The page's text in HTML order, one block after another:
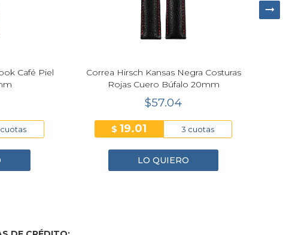
Café Piel
Correa Hirsch Kansas Negra Costuras
Rojas Cuero Búfalo 20mm
$57.04
$ 19.01 3 cuotas
LO QUIERO